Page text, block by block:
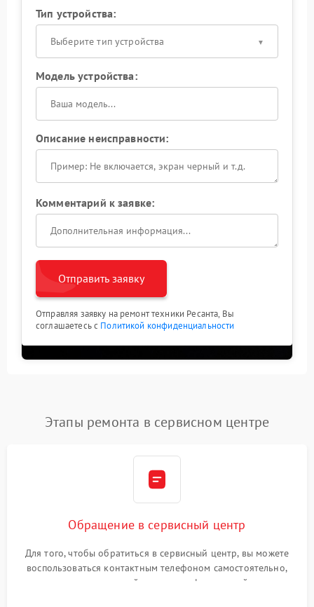
Тип устройства:
Выберите тип устройства
Модель устройства:
Описание неисправности:
Комментарий к заявке:
Отправить заявку
Отправляя заявку на ремонт техники Ресанта, Вы
соглашаетесь с Политикой конфиденциальности
Этапы ремонта в сервисном центре
Обращение в сервисный центр
Для того, чтобы обратиться в сервисный центр, вы можете
воспользоваться контактным телефоном самостоятельно,
или оставить свой номер телефона на сайте